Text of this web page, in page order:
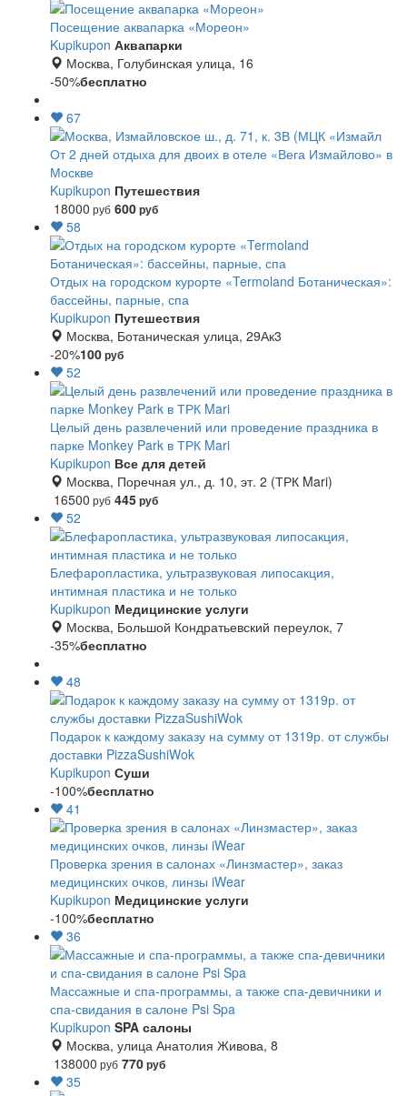
Посещение аквапарка «Мореон»
Kupikupon Аквапарки
Москва, Голубинская улица, 16
-50%бесплатно
67
От 2 дней отдыха для двоих в отеле «Вега Измайлово» в
Москве
Kupikupon Путешествия
18000 руб 600руб
58
Отдых на городском курорте «Termoland Ботаническая»:
бассейны, парные, спа
Kupikupon Путешествия
Москва, Ботаническая улица, 29Ак3
-20%100руб
52
Целый день развлечений или проведение праздника в
парке Monkey Park в ТРК Mari
Kupikupon Все для детей
Москва, Поречная ул., д. 10, эт. 2 (ТРК Mari)
16500 руб 445руб
52
Блефаропластика, ультразвуковая липосакция,
интимная пластика и не только
Kupikupon Медицинские услуги
Москва, Большой Кондратьевский переулок, 7
-35%бесплатно
48
Подарок к каждому заказу на сумму от 1319р. от службы
доставки PizzaSushiWok
Kupikupon Суши
-100%бесплатно
41
Проверка зрения в салонах «Линзмастер», заказ
медицинских очков, линзы iWear
Kupikupon Медицинские услуги
-100%бесплатно
36
Массажные и спа-программы, а также спа-девичники и
спа-свидания в салоне Psi Spa
Kupikupon SPA салоны
Москва, улица Анатолия Живова, 8
138000 руб 770руб
35